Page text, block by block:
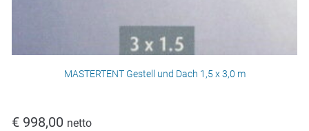
MASTERTENT Gestell und Dach 1,5 x 3,0 m
€ 998,00 netto